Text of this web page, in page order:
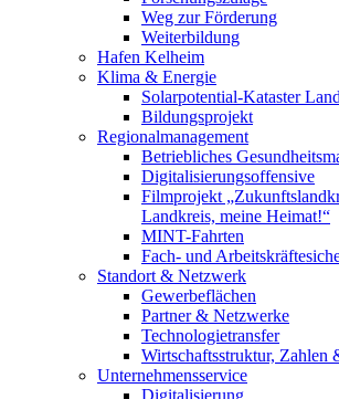
Weg zur Förderung
Weiterbildung
Hafen Kelheim
Klima & Energie
Solarpotential-Kataster
Bildungsprojekt
Regionalmanagement
Betriebliches
Digitalisierungsoffensive
Filmprojekt
Landkreis, meine Heimat!“
MINT-Fahrten
Fach- und
Standort & Netzwerk
Gewerbeflächen
Partner & Netzwerke
Technologietransfer
Wirtschaftsstruktur, Zahlen
Unternehmensservice
Digitalisierung